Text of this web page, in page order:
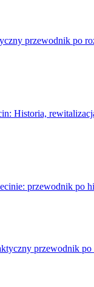
przewodnik po
Historia,
przewodnik po
przewodnik